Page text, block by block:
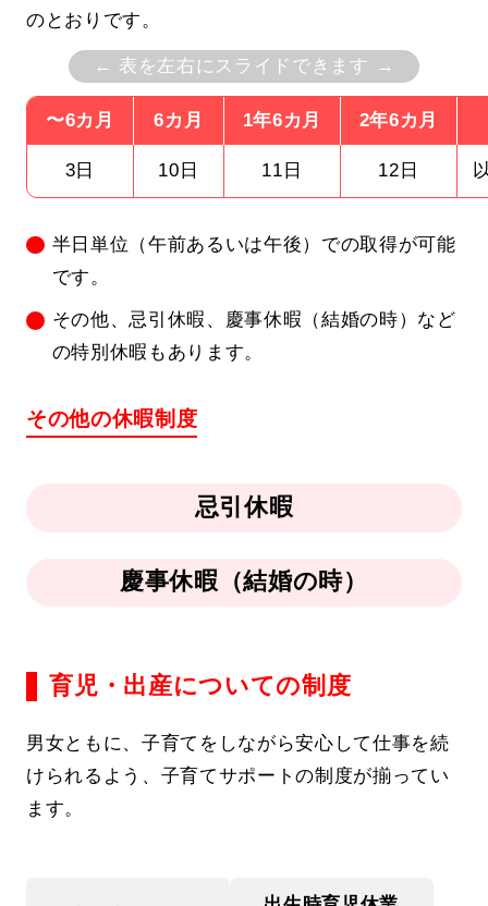
のとおりです。
← 表を左右にスライドできます →
〜6カ月 6カ月 1年6カ月 2年6カ月
3日 10日 11日 12日
半日単位（午前あるいは午後）での取得が可能
です。
その他、忌引休暇、慶事休暇（結婚の時）など
の特別休暇もあります。
その他の休暇制度
忌引休暇
慶事休暇（結婚の時）
育児・出産についての制度
男⼥ともに、⼦育てをしながら安⼼して仕事を続
けられるよう、⼦育てサポートの制度が揃ってい
ます。